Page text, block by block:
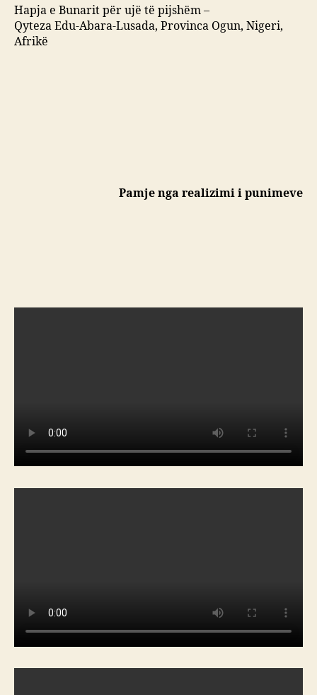
Hapja e Bunarit për ujë të pijshëm –
Qyteza Edu-Abara-Lusada, Provinca Ogun, Nigeri,
Afrikë
Pamje nga realizimi i punimeve